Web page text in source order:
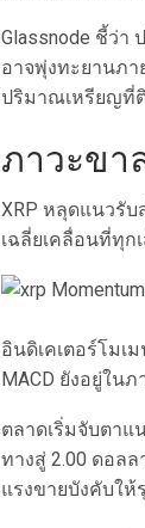
Glassnode ชี้ว่า
อาจพุ่งทะยานภา
ปริมาณเหรียญที่
ภาวะขา
XRP หลุดแนวรับ
เฉลี่ยเคลื่อนที่ทุ
อินดิเคเตอร์โมเ
MACD ยังอยู่ใน
ตลาดเริ่มจับตาแ
ทางสู่ 2.00 ดอล
แรงขายบังคับให้